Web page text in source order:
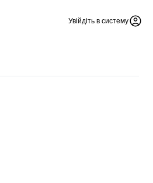
Увійдіть в систему